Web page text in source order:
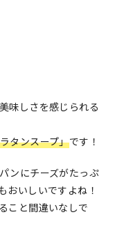
味しさを感じられる
タンスープ」です！
ンにチーズがたっぷ
おいしいですよね！
こと間違いなしで